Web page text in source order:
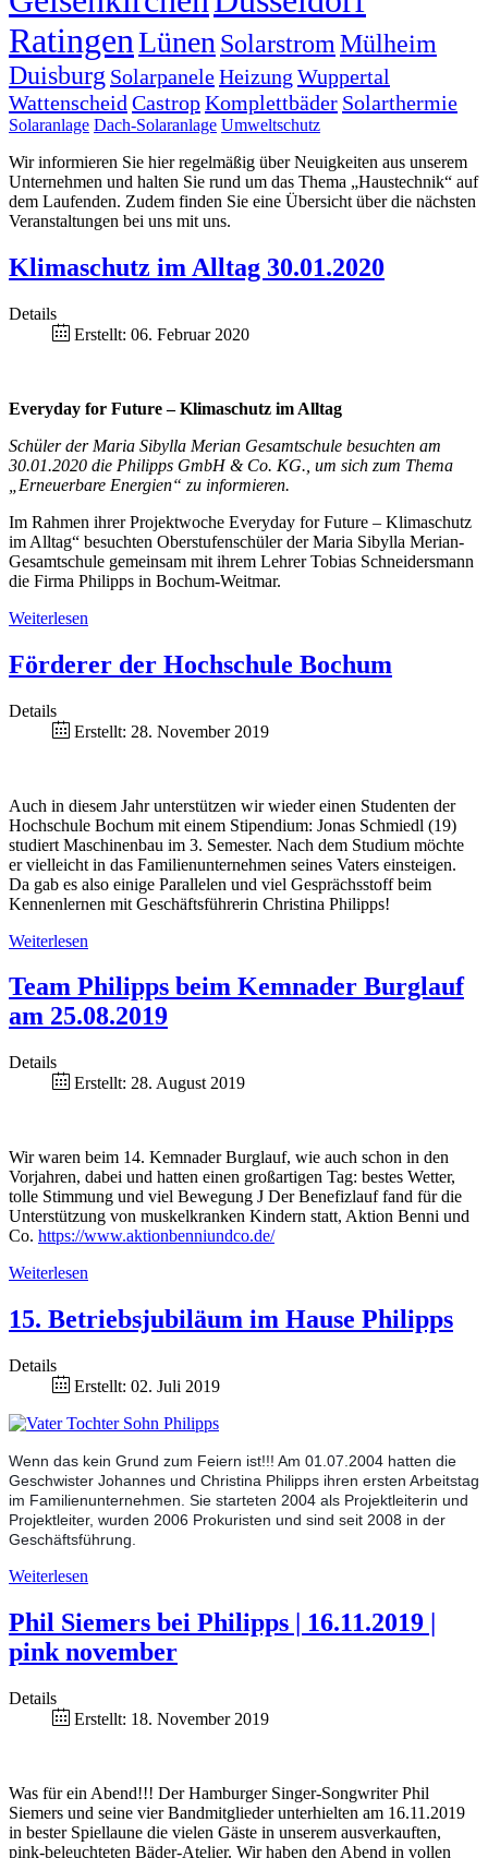
RatingenLünen Solarstrom Mülheim
Duisburg SolarpaneleHeizung Wuppertal
Wattenscheid CastropKomplettbäder Solarthermie
Solaranlage Dach-Solaranlage Umweltschutz
Wir informieren Sie hier regelmäßig über Neuigkeiten aus unserem
Unternehmen und halten Sie rund um das Thema „Haustechnik“ auf
dem Laufenden. Zudem finden Sie eine Übersicht über die nächsten
Veranstaltungen bei uns mit uns.
Klimaschutz im Alltag 30.01.2020
Details
Erstellt: 06. Februar 2020
Everyday for Future – Klimaschutz im Alltag
Schüler der Maria Sibylla Merian Gesamtschule besuchten am
30.01.2020 die Philipps GmbH & Co. KG., um sich zum Thema
„Erneuerbare Energien“ zu informieren.
Im Rahmen ihrer Projektwoche Everyday for Future – Klimaschutz
im Alltag“ besuchten Oberstufenschüler der Maria Sibylla Merian-
Gesamtschule gemeinsam mit ihrem Lehrer Tobias Schneidersmann
die Firma Philipps in Bochum-Weitmar.
Weiterlesen
Förderer der Hochschule Bochum
Details
Erstellt: 28. November 2019
Auch in diesem Jahr unterstützen wir wieder einen Studenten der
Hochschule Bochum mit einem Stipendium: Jonas Schmiedl (19)
studiert Maschinenbau im 3. Semester. Nach dem Studium möchte
er vielleicht in das Familienunternehmen seines Vaters einsteigen.
Da gab es also einige Parallelen und viel Gesprächsstoff beim
Kennenlernen mit Geschäftsführerin Christina Philipps!
Weiterlesen
Team Philipps beim Kemnader Burglauf
am 25.08.2019
Details
Erstellt: 28. August 2019
Wir waren beim 14. Kemnader Burglauf, wie auch schon in den
Vorjahren, dabei und hatten einen großartigen Tag: bestes Wetter,
tolle Stimmung und viel Bewegung J Der Benefizlauf fand für die
Unterstützung von muskelkranken Kindern statt, Aktion Benni und
Co. https://www.aktionbenniundco.de/
Weiterlesen
15. Betriebsjubiläum im Hause Philipps
Details
Erstellt: 02. Juli 2019
Wenn das kein Grund zum Feiern ist!!! Am 01.07.2004 hatten die
Geschwister Johannes und Christina Philipps ihren ersten Arbeitstag
im Familienunternehmen. Sie starteten 2004 als Projektleiterin und
Projektleiter, wurden 2006 Prokuristen und sind seit 2008 in der
Geschäftsführung.
Weiterlesen
Phil Siemers bei Philipps | 16.11.2019 |
pink november
Details
Erstellt: 18. November 2019
Was für ein Abend!!! Der Hamburger Singer-Songwriter Phil
Siemers und seine vier Bandmitglieder unterhielten am 16.11.2019
in bester Spiellaune die vielen Gäste in unserem ausverkauften,
pink-beleuchteten Bäder-Atelier. Wir haben den Abend in vollen